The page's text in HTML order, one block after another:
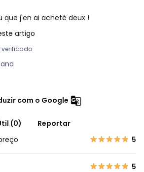
que j'en ai acheté deux !
artigo
verificado
com o Google
(0)
Reportar
5
5